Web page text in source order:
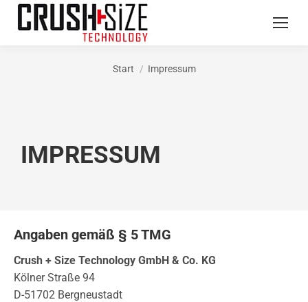
Sie befinden sich hier:
Start Impressum
IMPRESSUM
Angaben gemäß § 5 TMG
Crush + Size Technology GmbH & Co. KG
Kölner Straße 94
D-51702 Bergneustadt